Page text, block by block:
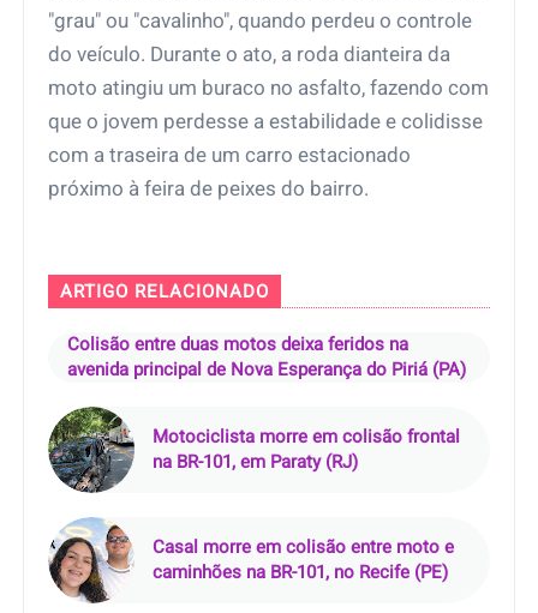
"grau" ou "cavalinho", quando perdeu o controle
do veículo. Durante o ato, a roda dianteira da
moto atingiu um buraco no asfalto, fazendo com
que o jovem perdesse a estabilidade e colidisse
com a traseira de um carro estacionado
próximo à feira de peixes do bairro.
ARTIGO RELACIONADO
Colisão entre duas motos deixa feridos na
avenida principal de Nova Esperança do Piriá (PA)
Motociclista morre em colisão frontal
na BR-101, em Paraty (RJ)
Casal morre em colisão entre moto e
caminhões na BR-101, no Recife (PE)